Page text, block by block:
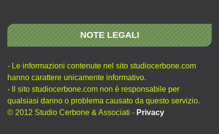
NOTE LEGALI
- Le informazioni contenute nel sito studiocerbone.com
hanno carattere unicamente informativo.
- Il sito studiocerbone.com non è responsabile per
qualsiasi danno o problema causato da questo servizio.
© 2012 Studio Cerbone & Associati - Privacy